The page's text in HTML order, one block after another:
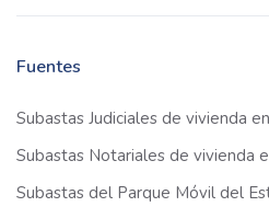
Fuentes
Subastas Judiciales de vivienda
Subastas Notariales de vivienda
Subastas del Parque Móvil del